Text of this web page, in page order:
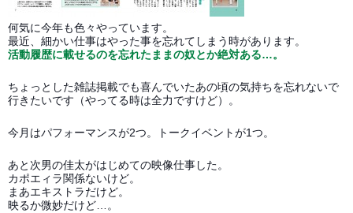
何気に今年も色々やっています。
最近、細かい仕事はやった事を忘れてしまう時があります。
活動履歴に載せるのを忘れたままの奴とか絶対ある…。
ちょっとした雑誌掲載でも喜んでいたあの頃の気持ちを忘れないで
行きたいです（やってる時は全力ですけど）。
今月はパフォーマンスが2つ。トークイベントが1つ。
あと次男の佳太がはじめての映像仕事した。
カポエィラ関係ないけど。
まあエキストラだけど。
映るか微妙だけど…。